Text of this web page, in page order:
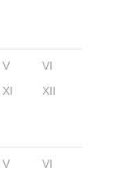
V
VI
XI XII
V
VI